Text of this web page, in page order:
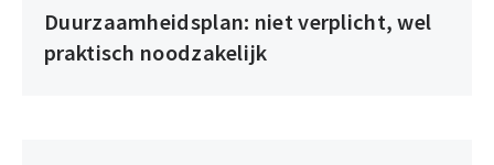
Duurzaamheidsplan: niet verplicht, wel
praktisch noodzakelijk